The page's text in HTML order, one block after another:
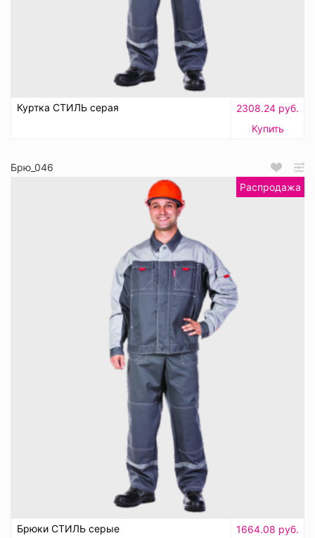
Куртка СТИЛЬ серая
2308.24 руб.
Купить
Брю_046
Распродажа
Брюки СТИЛЬ серые
1664.08 руб.